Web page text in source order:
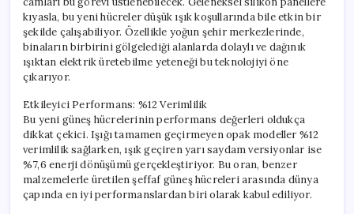
kıyasla, bu yeni hücreler düşük ışık koşullarında bile etkin bir
şekilde çalışabiliyor. Özellikle yoğun şehir merkezlerinde,
binaların birbirini gölgelediği alanlarda dolaylı ve dağınık
ışıktan elektrik üretebilme yeteneği bu teknolojiyi öne
çıkarıyor.
Etkileyici Performans: %12 Verimlilik
Bu yeni güneş hücrelerinin performans değerleri oldukça
dikkat çekici. Işığı tamamen geçirmeyen opak modeller %12
verimlilik sağlarken, ışık geçiren yarı saydam versiyonlar ise
%7,6 enerji dönüşümü gerçekleştiriyor. Bu oran, benzer
malzemelerle üretilen şeffaf güneş hücreleri arasında dünya
çapında en iyi performanslardan biri olarak kabul ediliyor.